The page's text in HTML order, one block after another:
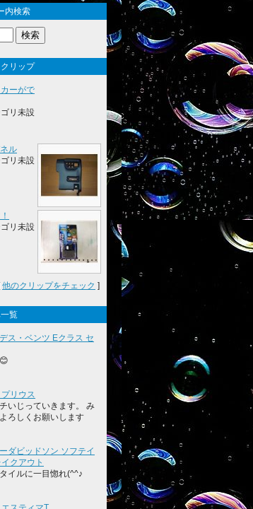
内検索
リップ
ーがで
リ未設
ル
リ未設
リ未設
[他のクリップをチェック ]
覧
ス・ベンツ Eクラス セ
プリウス
いじっていきます。 み
ろしくお願いします
ダビッドソン ソフテイ
クアウト
イルに一目惚れ(^^♪